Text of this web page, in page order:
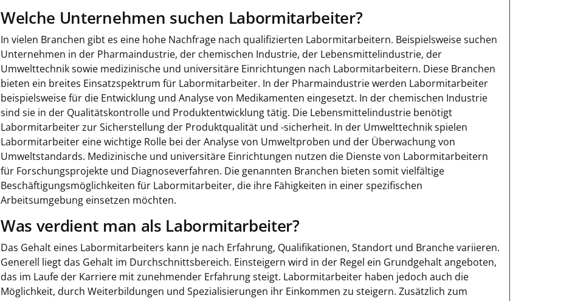
Welche Unternehmen suchen Labormitarbeiter?
In vielen Branchen gibt es eine hohe Nachfrage nach qualifizierten Labormitarbeitern. Beispielsweise suchen
Unternehmen in der Pharmaindustrie, der chemischen Industrie, der Lebensmittelindustrie, der
Umwelttechnik sowie medizinische und universitäre Einrichtungen nach Labormitarbeitern. Diese Branchen
bieten ein breites Einsatzspektrum für Labormitarbeiter. In der Pharmaindustrie werden Labormitarbeiter
beispielsweise für die Entwicklung und Analyse von Medikamenten eingesetzt. In der chemischen Industrie
sind sie in der Qualitätskontrolle und Produktentwicklung tätig. Die Lebensmittelindustrie benötigt
Labormitarbeiter zur Sicherstellung der Produktqualität und -sicherheit. In der Umwelttechnik spielen
Labormitarbeiter eine wichtige Rolle bei der Analyse von Umweltproben und der Überwachung von
Umweltstandards. Medizinische und universitäre Einrichtungen nutzen die Dienste von Labormitarbeitern
für Forschungsprojekte und Diagnoseverfahren. Die genannten Branchen bieten somit vielfältige
Beschäftigungsmöglichkeiten für Labormitarbeiter, die ihre Fähigkeiten in einer spezifischen
Arbeitsumgebung einsetzen möchten.
Was verdient man als Labormitarbeiter?
Das Gehalt eines Labormitarbeiters kann je nach Erfahrung, Qualifikationen, Standort und Branche variieren.
Generell liegt das Gehalt im Durchschnittsbereich. Einsteigern wird in der Regel ein Grundgehalt angeboten,
das im Laufe der Karriere mit zunehmender Erfahrung steigt. Labormitarbeiter haben jedoch auch die
Möglichkeit, durch Weiterbildungen und Spezialisierungen ihr Einkommen zu steigern. Zusätzlich zum